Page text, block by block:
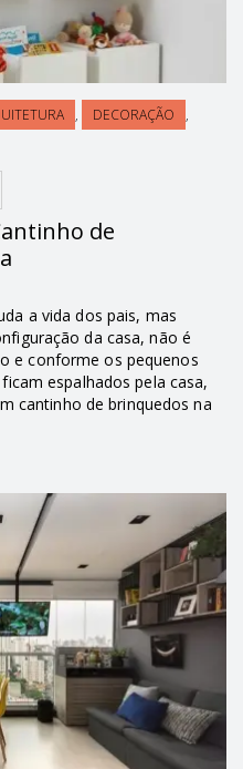
, DECORAÇÃO
,
de
a vida dos pais, mas
da casa, não é
e conforme os pequenos
espalhados pela casa,
cantinho de brinquedos na